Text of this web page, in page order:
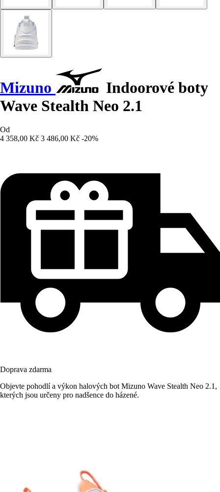
Mizuno
Indoorové boty
Wave Stealth Neo 2.1
Od
4 358,00 Kč 3 486,00 Kč -20%
Doprava zdarma
Objevte pohodlí a výkon halových bot Mizuno Wave Stealth Neo 2.1,
kterých jsou určeny pro nadšence do házené.